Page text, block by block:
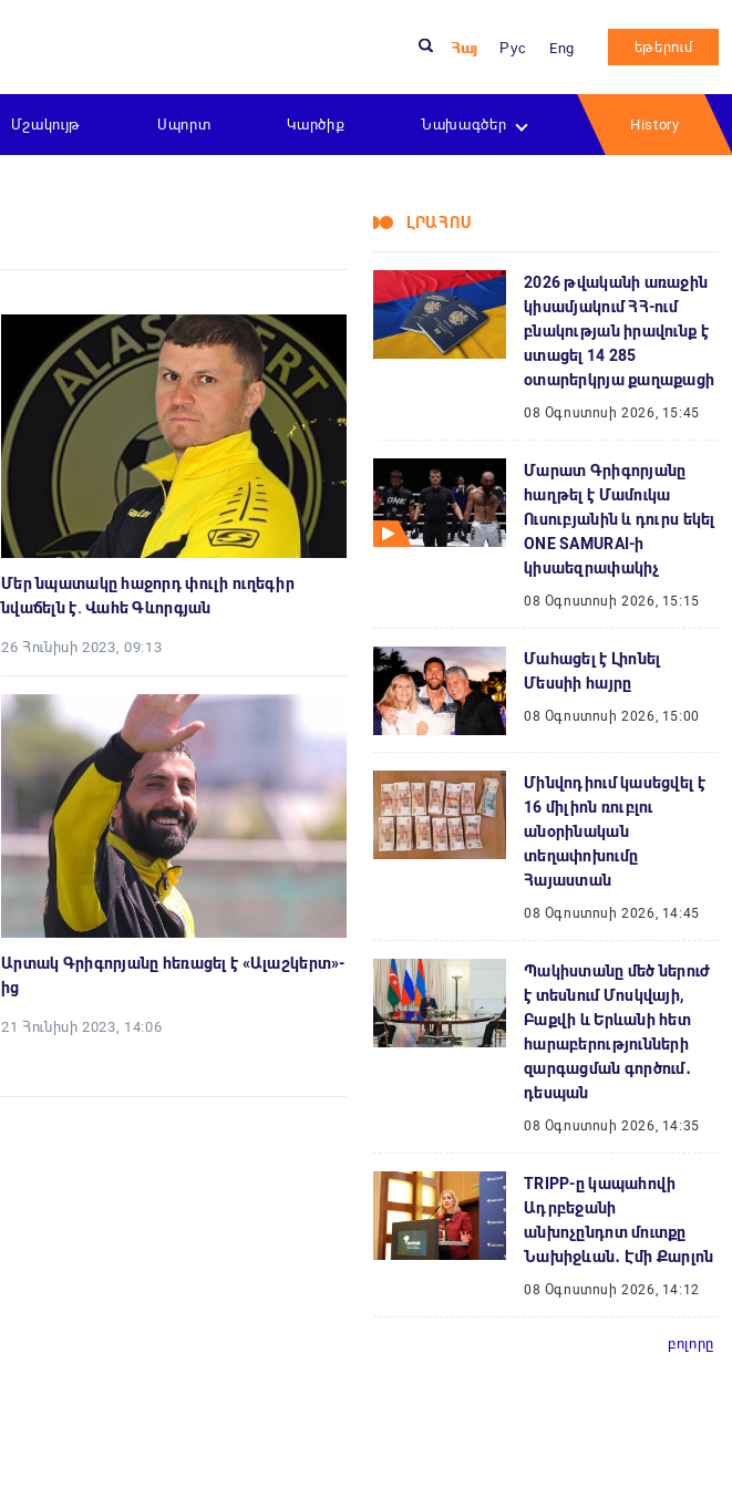
Հայ Рус Eng եթերում
Մշակույթ Սպորտ Կարծիք Նախագծեր History
Մեր նպատակը հաջորդ փուլի ուղեգիր
նվաճելն է. Վահե Գևորգյան
26 Հունիսի 2023, 09:13
Արտակ Գրիգորյանը հեռացել է «Ալաշկերտ»-
ից
21 Հունիսի 2023, 14:06
ԼՐԱՀՈՍ
2026 թվականի առաջին
կիսամյակում ՀՀ-ում
բնակության իրավունք է
ստացել 14 285
օտարերկրյա քաղաքացի
08 Օգոստոսի 2026, 15:45
Մարատ Գրիգորյանը
հաղթել է Մամուկա
Ուսուբյանին և դուրս եկել
ONE SAMURAI-ի
կիսաեզրափակիչ
08 Օգոստոսի 2026, 15:15
Մահացել է Լիոնել
Մեսսիի հայրը
08 Օգոստոսի 2026, 15:00
Մինվոդիում կասեցվել է
16 միլիոն ռուբլու
անօրինական
տեղափոխումը
Հայաստան
08 Օգոստոսի 2026, 14:45
Պակիստանը մեծ ներուժ
է տեսնում Մոսկվայի,
Բաքվի և Երևանի հետ
հարաբերությունների
զարգացման գործում․
դեսպան
08 Օգոստոսի 2026, 14:35
TRIPP-ը կապահովի
Ադրբեջանի
անխոչընդոտ մուտքը
Նախիջևան․ Էմի Քարլոն
08 Օգոստոսի 2026, 14:12
բոլորը